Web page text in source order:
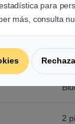
2
para
más, consulta